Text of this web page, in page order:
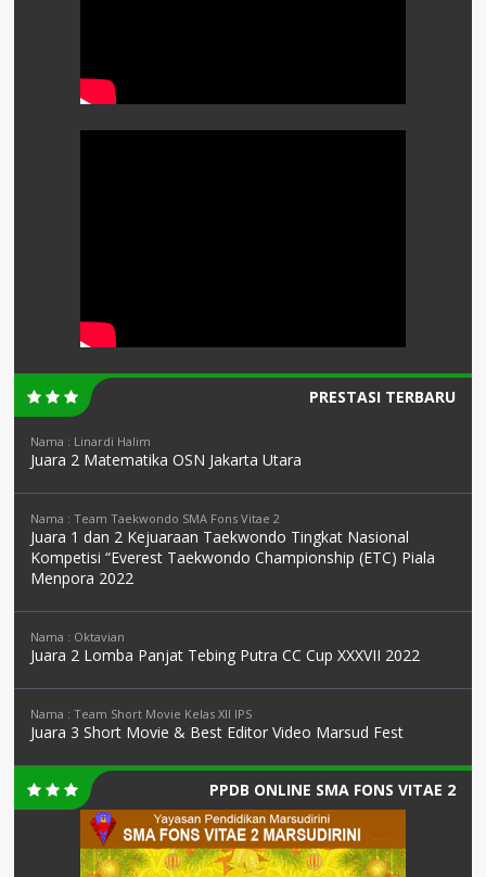
PRESTASI TERBARU
Nama : Linardi Halim
Juara 2 Matematika OSN Jakarta Utara
Nama : Team Taekwondo SMA Fons Vitae 2
Juara 1 dan 2 Kejuaraan Taekwondo Tingkat Nasional
Kompetisi “Everest Taekwondo Championship (ETC) Piala
Menpora 2022
Nama : Oktavian
Juara 2 Lomba Panjat Tebing Putra CC Cup XXXVII 2022
Nama : Team Short Movie Kelas XII IPS
Juara 3 Short Movie & Best Editor Video Marsud Fest
PPDB ONLINE SMA FONS VITAE 2